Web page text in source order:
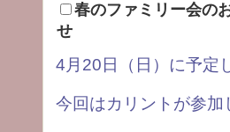
春のファミリー会の
せ
4月20日（日）に予定
今回はカリントが参加